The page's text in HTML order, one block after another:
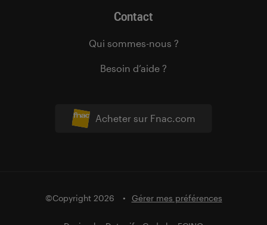
Acheter sur Fnac.com
Contact
Qui sommes-nous ?
Besoin d’aide ?
©Copyright 2026 Gérer mes préférences